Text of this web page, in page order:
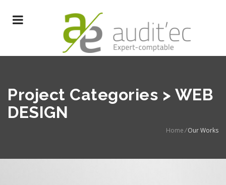
Project Categories > WEB
DESIGN
Home/Our Works